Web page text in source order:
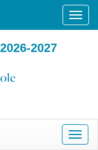
Toggle
2027
Toggle